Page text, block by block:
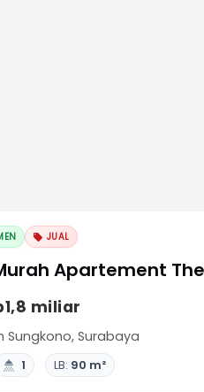
JUAL
Apartement
miliar
Sungkono, Surabaya
1 LB: 90 m²